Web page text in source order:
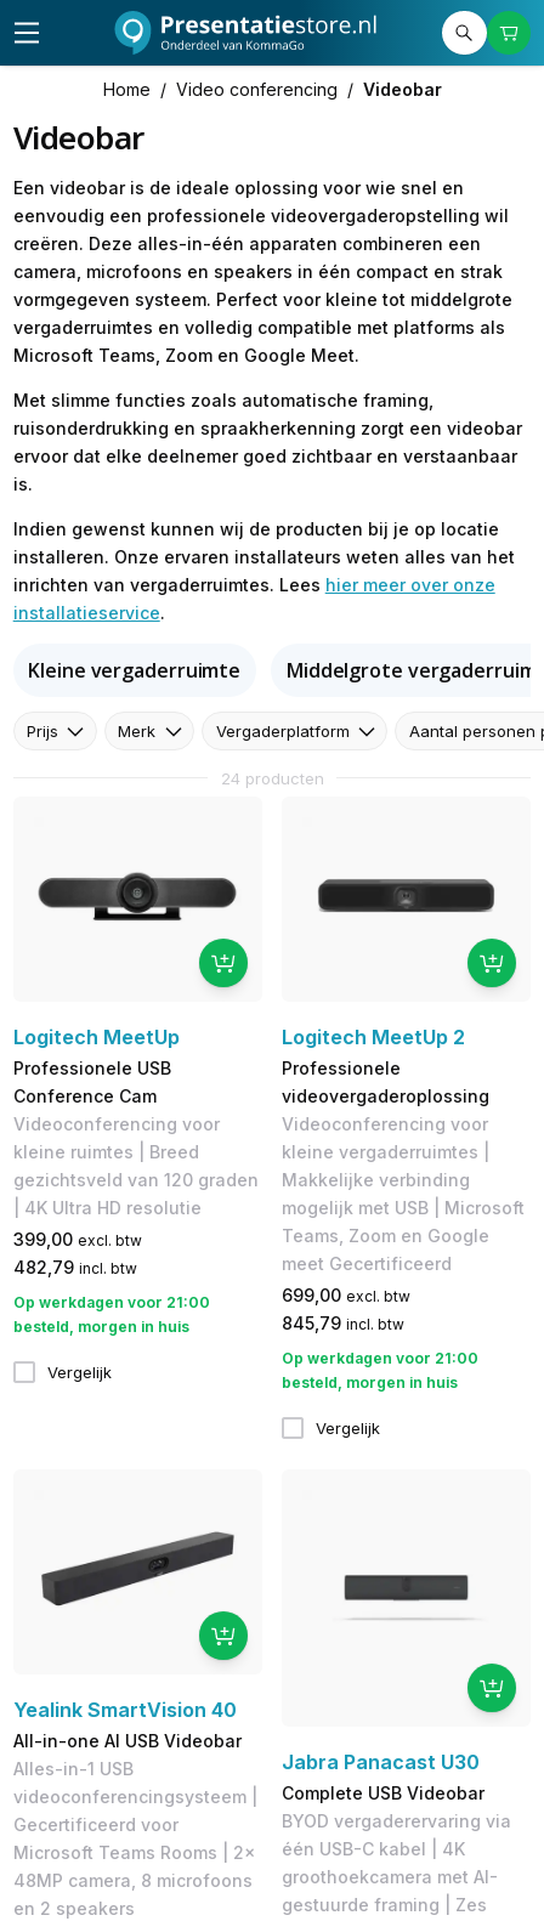
Home / Video conferencing / Videobar
Videobar
Een videobar is de ideale oplossing voor wie snel en
eenvoudig een professionele videovergaderopstelling wil
creëren. Deze alles-in-één apparaten combineren een
camera, microfoons en speakers in één compact en strak
vormgegeven systeem. Perfect voor kleine tot middelgrote
vergaderruimtes en volledig compatible met platforms als
Microsoft Teams, Zoom en Google Meet.
Met slimme functies zoals automatische framing,
ruisonderdrukking en spraakherkenning zorgt een videobar
ervoor dat elke deelnemer goed zichtbaar en verstaanbaar
is.
Indien gewenst kunnen wij de producten bij je op locatie
installeren. Onze ervaren installateurs weten alles van het
inrichten van vergaderruimtes. Lees hier meer over onze
installatieservice.
Kleine vergaderruimte Middelgrote
Prijs Merk Vergaderplatform Aantal personen
24 producten
Logitech MeetUp
Professionele USB
Conference Cam
Videoconferencing voor
kleine ruimtes | Breed
gezichtsveld van 120 graden
| 4K Ultra HD resolutie
399,00 excl. btw
482,79 incl. btw
Op werkdagen voor 21:00
besteld, morgen in huis
Vergelijk
Logitech MeetUp 2
Professionele
videovergaderoplossing
Videoconferencing voor
kleine vergaderruimtes |
Makkelijke verbinding
mogelijk met USB | Microsoft
Teams, Zoom en Google
meet Gecertificeerd
699,00 excl. btw
845,79 incl. btw
Op werkdagen voor 21:00
besteld, morgen in huis
Vergelijk
Yealink SmartVision 40
All-in-one AI USB Videobar
Alles-in-1 USB
videoconferencingsysteem |
Gecertificeerd voor
Microsoft Teams Rooms | 2x
48MP camera, 8 microfoons
en 2 speakers
Jabra Panacast U30
Complete USB Videobar
BYOD vergaderervaring via
één USB-C kabel | 4K
groothoekcamera met AI-
gestuurde framing | Zes